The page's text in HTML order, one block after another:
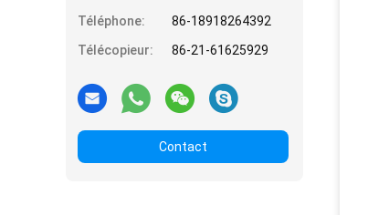
Téléphone:
86-18918264392
Télécopieur:
86-21-61625929
Contact